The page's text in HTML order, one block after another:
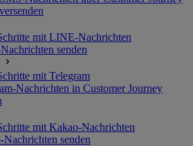
versenden
mit LINE-Nachrichten
senden
mit Telegram
Nachrichten in Customer Journey
mit Kakao-Nachrichten
Nachrichten senden